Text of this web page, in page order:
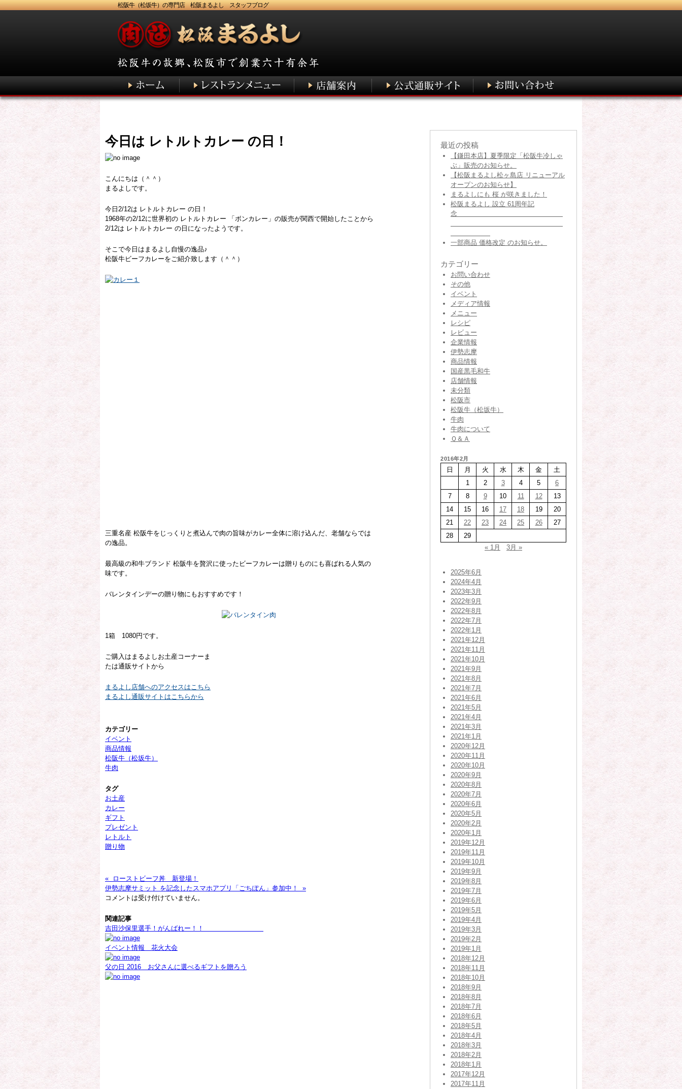
松阪牛（松坂牛）の専門店 松阪まるよし スタッフブログ
今日は レトルトカレー の日！
こんにちは（＾＾）
まるよしです。
今日2/12は レトルトカレー の日！
1968年の2/12に世界初の レトルトカレー 「ボンカレー」の販売が関西で開始したことから
2/12は レトルトカレー の日になったようです。
そこで今日はまるよし自慢の逸品♪
松阪牛ビーフカレーをご紹介致します（＾＾）
三重名産 松阪牛をじっくりと煮込んで肉の旨味がカレー全体に溶け込んだ、老舗ならでは
の逸品。
最高級の和牛ブランド 松阪牛を贅沢に使ったビーフカレーは贈りものにも喜ばれる人気の
味です。
バレンタインデーの贈り物にもおすすめです！
1箱 1080円です。
ご購入はまるよしお土産コーナーま
たは通販サイトから
まるよし店舗へのアクセスはこちら
まるよし通販サイトはこちらから
カテゴリー
イベント
商品情報
松阪牛（松坂牛）
牛肉
タグ
お土産
カレー
ギフト
プレゼント
レトルト
贈り物
« ローストビーフ丼 新登場！
伊勢志摩サミット を記念したスマホアプリ「ごちぽん」参加中！ »
コメントは受け付けていません。
関連記事
吉田沙保里選手！がんばれー！！
イベント情報 花火大会
父の日 2016 お父さんに選べるギフトを贈ろう
最近の投稿
【鎌田本店】夏季限定「松阪牛冷しゃ
ぶ」販売のお知らせ。
【松阪まるよし松ヶ島店 リニューアル
オープンのお知らせ】
まるよしにも 桜 が咲きました！
松阪まるよし 設立 61周年記
念
一部商品 価格改定 のお知らせ。
カテゴリー
お問い合わせ
その他
イベント
メディア情報
メニュー
レシピ
レビュー
企業情報
伊勢志摩
商品情報
国産黒毛和牛
店舗情報
未分類
松阪市
松阪牛（松坂牛）
牛肉
牛肉について
Ｑ＆Ａ
2016年2月
日 月 火 水 木 金
土
1
2 3 4 5
6
7
8 9 10 11 12
13
14
15 16 17 18 19
20
21
22 23 24 25 26
27
28
29
« 1月
3月 »
2025年6月
2024年4月
2023年3月
2022年9月
2022年8月
2022年7月
2022年1月
2021年12月
2021年11月
2021年10月
2021年9月
2021年8月
2021年7月
2021年6月
2021年5月
2021年4月
2021年3月
2021年1月
2020年12月
2020年11月
2020年10月
2020年9月
2020年8月
2020年7月
2020年6月
2020年5月
2020年2月
2020年1月
2019年12月
2019年11月
2019年10月
2019年9月
2019年8月
2019年7月
2019年6月
2019年5月
2019年4月
2019年3月
2019年2月
2019年1月
2018年12月
2018年11月
2018年10月
2018年9月
2018年8月
2018年7月
2018年6月
2018年5月
2018年4月
2018年3月
2018年2月
2018年1月
2017年12月
2017年11月